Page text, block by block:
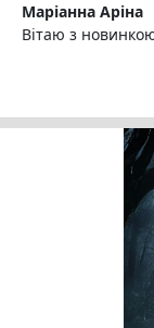
Маріанна Аріна
Вітаю з